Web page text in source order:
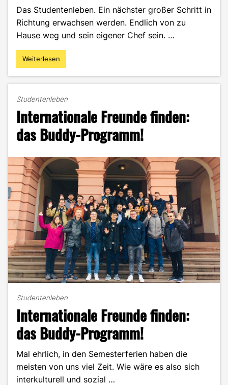
Das Studentenleben. Ein nächster großer Schritt in
Richtung erwachsen werden. Endlich von zu
Hause weg und sein eigener Chef sein. …
"Studentenleben
–
Kleinstadt"
Weiterlesen
Studentenleben
Internationale Freunde finden:
das Buddy-Programm!
Studentenleben
Internationale Freunde finden:
das Buddy-Programm!
Mal ehrlich, in den Semesterferien haben die
meisten von uns viel Zeit. Wie wäre es also sich
interkulturell und sozial …